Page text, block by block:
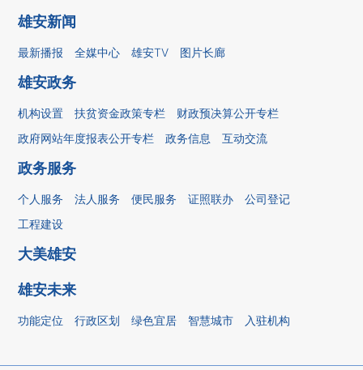
雄安新闻
最新播报 全媒中心 雄安TV 图片长廊
雄安政务
机构设置 扶贫资金政策专栏
财政预决算公开专栏
政府网站年度报表公开专栏
政务信息 互动交流
政务服务
个人服务 法人服务 便民服务 证照联办
公司登记
工程建设
大美雄安
雄安未来
功能定位 行政区划 绿色宜居 智慧城市 入驻机构